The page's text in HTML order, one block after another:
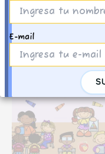
E-mail
Productos